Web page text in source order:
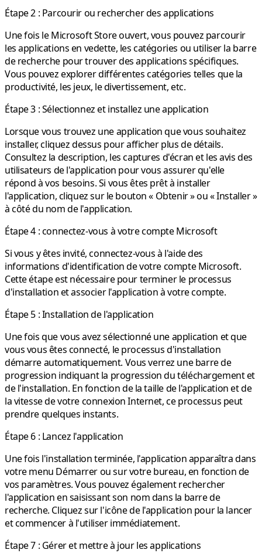
Étape 2 : Parcourir ou rechercher des applications
Une fois le Microsoft Store ouvert, vous pouvez parcourir
les applications en vedette, les catégories ou utiliser la barre
de recherche pour trouver des applications spécifiques.
Vous pouvez explorer différentes catégories telles que la
productivité, les jeux, le divertissement, etc.
Étape 3 : Sélectionnez et installez une application
Lorsque vous trouvez une application que vous souhaitez
installer, cliquez dessus pour afficher plus de détails.
Consultez la description, les captures d'écran et les avis des
utilisateurs de l'application pour vous assurer qu'elle
répond à vos besoins. Si vous êtes prêt à installer
l'application, cliquez sur le bouton « Obtenir » ou « Installer »
à côté du nom de l'application.
Étape 4 : connectez-vous à votre compte Microsoft
Si vous y êtes invité, connectez-vous à l'aide des
informations d'identification de votre compte Microsoft.
Cette étape est nécessaire pour terminer le processus
d'installation et associer l'application à votre compte.
Étape 5 : Installation de l'application
Une fois que vous avez sélectionné une application et que
vous vous êtes connecté, le processus d'installation
démarre automatiquement. Vous verrez une barre de
progression indiquant la progression du téléchargement et
de l'installation. En fonction de la taille de l'application et de
la vitesse de votre connexion Internet, ce processus peut
prendre quelques instants.
Étape 6 : Lancez l'application
Une fois l'installation terminée, l'application apparaîtra dans
votre menu Démarrer ou sur votre bureau, en fonction de
vos paramètres. Vous pouvez également rechercher
l'application en saisissant son nom dans la barre de
recherche. Cliquez sur l'icône de l'application pour la lancer
et commencer à l'utiliser immédiatement.
Étape 7 : Gérer et mettre à jour les applications